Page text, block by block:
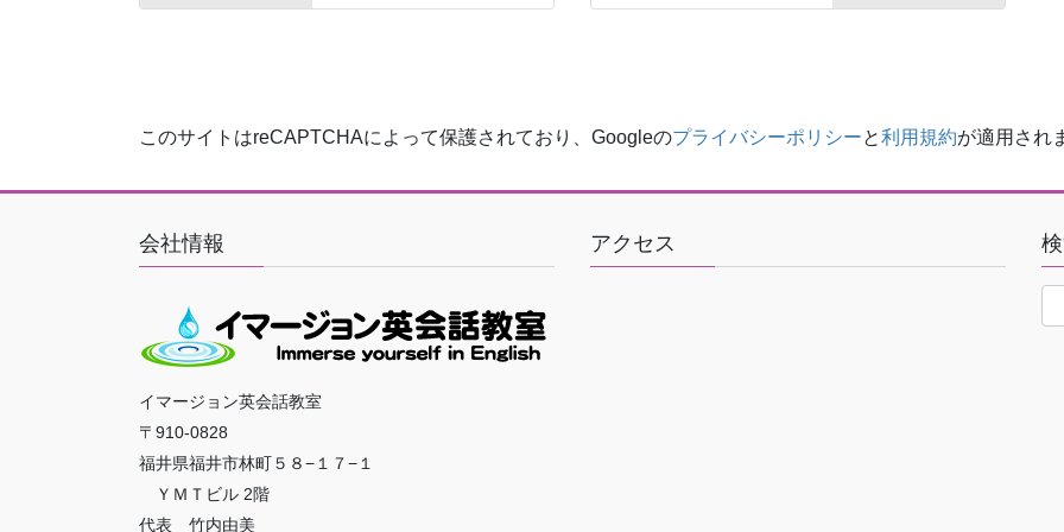
このサイトはreCAPTCHAによって保護されており、Googleのプライバシーポリシーと利用規約が適用され
会社情報
イマージョン英会話教室
〒910-0828
福井県福井市林町５８−１７−１
ＹＭＴビル 2階
代表 竹内由美
アクセス